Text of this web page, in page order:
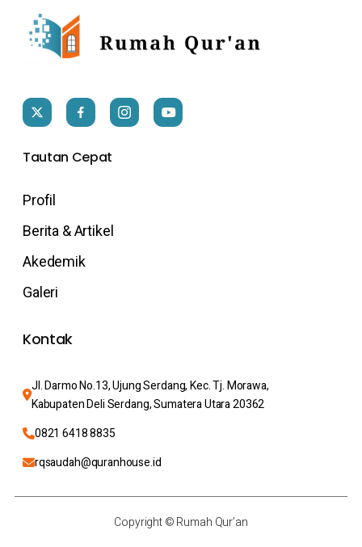
Tautan Cepat
Profil
Berita & Artikel
Akedemik
Galeri
Kontak
Jl. Darmo No.13, Ujung Serdang, Kec. Tj. Morawa,
Kabupaten Deli Serdang, Sumatera Utara 20362
0821 6418 8835
rqsaudah@quranhouse.id
Copyright © Rumah Qur’an